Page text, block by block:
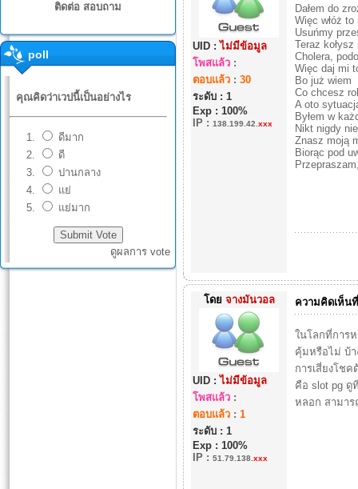
ติดต่อ สอบถาม
poll
คุณคิดว่าเวปนี้เป็นอย่างไร
ดีมาก
ดี
ปานกลาง
แย่
แย่มาก
ดูผลการ vote
UID :ไม่มีข้อมูล
โพสแล้ว:
ตอบแล้ว: 30
ระดับ : 1
Exp : 100%
IP: 138.199.42. xxx
Dałem do
Więc włóż to
Usuńmy
Teraz kołysz
Cholera,
Więc daj mi
Bo już wiem
Co chcesz
A oto
Byłem w
Nikt nigdy
Znasz moją
Biorąc pod
โดย จางมันวอล
UID :ไม่มีข้อมูล
โพสแล้ว:
ตอบแล้ว: 1
ระดับ : 1
Exp : 100%
IP: 51.79.138. xxx
ความคิดเห็น
ในโลกที่การ
คุ้มหรือไม่ บ้า
การเสี่ยงโช
คือ slot pg
หลอก สามาร